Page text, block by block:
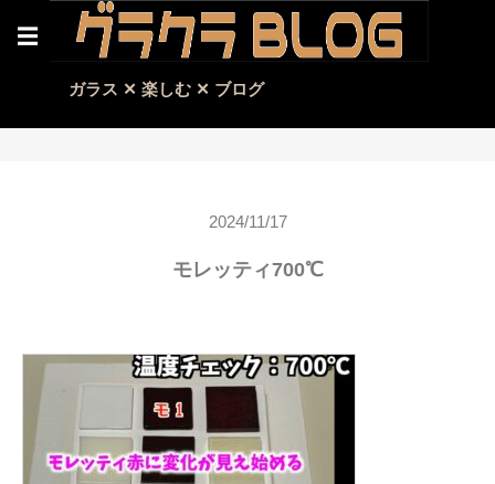
☰
ガラス ✕ 楽しむ ✕ ブログ
2024/11/17
モレッティ700℃